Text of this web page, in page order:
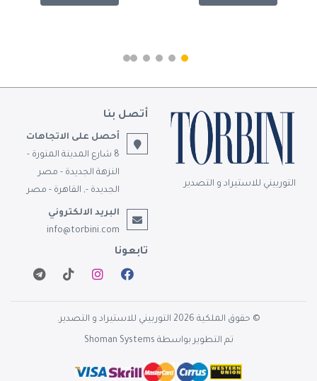
التوربيني للاستيراد و التصدير
أتصل بنا
أحصل على الاتجاهات
8 شارع المدينة المنورة -
النزهة الجديدة - مصر
الجديدة -, القاهرة - مصر
البريد الالكتروني
info@torbini.com
تابعونا
© حقوق الملكية 2026 التوربيني للاستيراد و التصدير.
تم التطوير بواسطة Shoman Systems